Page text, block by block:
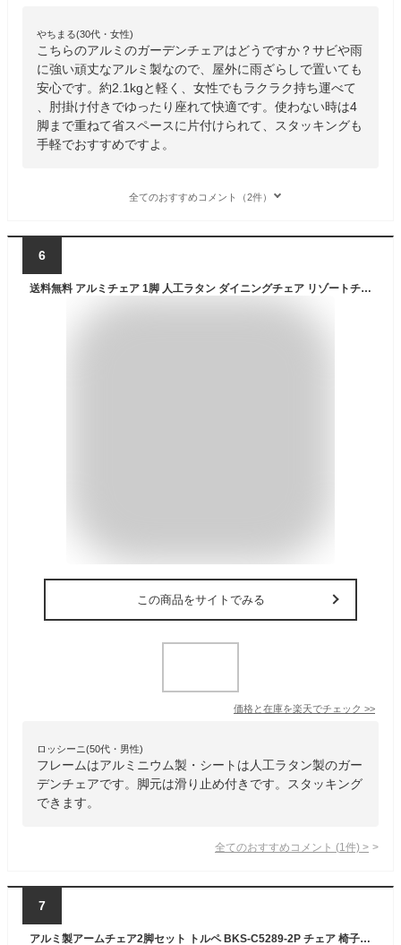
やちまる(30代・女性)
こちらのアルミのガーデンチェアはどうですか？サビや雨
に強い頑丈なアルミ製なので、屋外に雨ざらしで置いても
安心です。約2.1kgと軽く、女性でもラクラク持ち運べて
、肘掛け付きでゆったり座れて快適です。使わない時は4
脚まで重ねて省スペースに片付けられて、スタッキングも
手軽でおすすめですよ。
全てのおすすめコメント（2件）
6
送料無料 アルミチェア 1脚 人工ラタン ダイニングチェア リゾートチェア ガーデンチェア ラタンチェア スタッキングチェア 会議椅子 ラウンジチェア 軽量で持ち運び簡単 ビーチチェア アルミチェア スタッキング アウトドア リゾート ラタン (人工) 黒 ブラック L24BK
この商品をサイトでみる
価格と在庫を楽天でチェック >>
ロッシーニ(50代・男性)
フレームはアルミニウム製・シートは人工ラタン製のガー
デンチェアです。脚元は滑り止め付きです。スタッキング
できます。
全てのおすすめコメント (1 件) >
7
アルミ製アームチェア2脚セット トルペ BKS-C5289-2P チェア 椅子 スツール ファニチャー アルミ ガーデン 屋外 庭 ベランダ アウトドア 黒 ブラック smi-bks-c5289-2p チェア ガーデンファニチャー エクステリア ガーデンファニチャー ガーデン DIY 北欧 モダン 家